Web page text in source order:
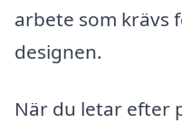
arbete som krävs
designen.
När du letar efter